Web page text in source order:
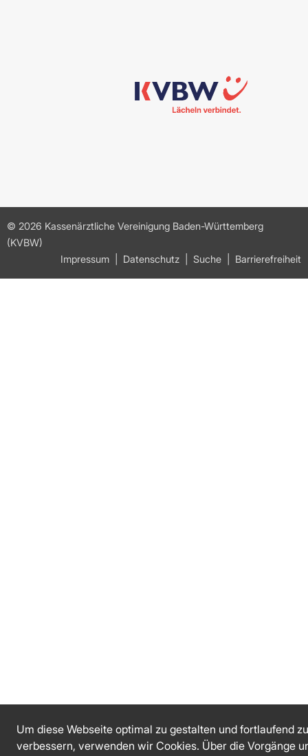
© 2026 Kassenärztliche Vereinigung Baden-Württemberg
(KVBW)
Impressum
Datenschutz Suche Barrierefreiheit
Um diese Webseite optimal zu gestalten und fortlaufend zu
verbessern, verwenden wir Cookies. Über die Vorgänge